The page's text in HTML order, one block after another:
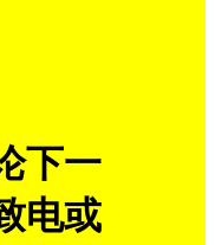
下一
电或